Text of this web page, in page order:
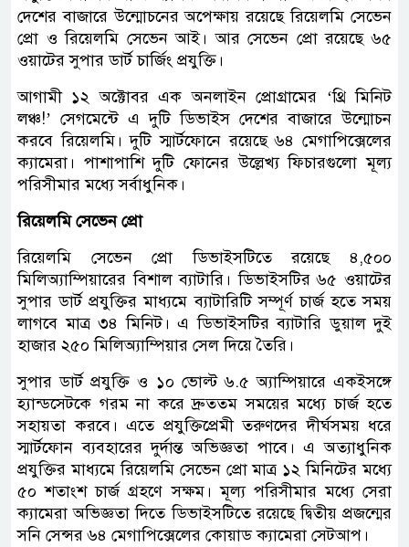
দেশের বাজারে উন্মোচনের অপেক্ষায় রয়েছে রিয়েলমি সেভেন
প্রো ও রিয়েলমি সেভেন আই। আর সেভেন প্রো রয়েছে ৬৫
ওয়াটের সুপার ডার্ট চার্জিং প্রযুক্তি।
আগামী ১২ অক্টোবর এক অনলাইন প্রোগ্রামের ‘থ্রি মিনিট
লঞ্চ!’ সেগমেন্টে এ দুটি ডিভাইস দেশের বাজারে উন্মোচন
করবে রিয়েলমি। দুটি স্মার্টফোনে রয়েছে ৬৪ মেগাপিক্সেলের
ক্যামেরা। পাশাপাশি দুটি ফোনের উল্লেখ্য ফিচারগুলো মূল্য
পরিসীমার মধ্যে সর্বাধুনিক।
রিয়েলমি সেভেন প্রো
রিয়েলমি সেভেন প্রো ডিভাইসটিতে রয়েছে ৪,৫০০
মিলিঅ্যাম্পিয়ারের বিশাল ব্যাটারি। ডিভাইসটির ৬৫ ওয়াটের
সুপার ডার্ট প্রযুক্তির মাধ্যমে ব্যাটারিটি সম্পূর্ণ চার্জ হতে সময়
লাগবে মাত্র ৩৪ মিনিট। এ ডিভাইসটির ব্যাটারি ডুয়াল দুই
হাজার ২৫০ মিলিঅ্যাম্পিয়ার সেল দিয়ে তৈরি।
সুপার ডার্ট প্রযুক্তি ও ১০ ভোল্ট ৬.৫ অ্যাম্পিয়ারে একইসঙ্গে
হ্যান্ডসেটকে গরম না করে দ্রুততম সময়ের মধ্যে চার্জ হতে
সহায়তা করবে। এতে প্রযুক্তিপ্রেমী তরুণদের দীর্ঘসময় ধরে
স্মার্টফোন ব্যবহারের দুর্দান্ত অভিজ্ঞতা পাবে। এ অত্যাধুনিক
প্রযুক্তির মাধ্যমে রিয়েলমি সেভেন প্রো মাত্র ১২ মিনিটের মধ্যে
৫০ শতাংশ চার্জ গ্রহণে সক্ষম। মূল্য পরিসীমার মধ্যে সেরা
ক্যামেরা অভিজ্ঞতা দিতে ডিভাইসটিতে রয়েছে দ্বিতীয় প্রজন্মের
সনি সেন্সর ৬৪ মেগাপিক্সেলের কোয়াড ক্যামেরা সেটআপ।